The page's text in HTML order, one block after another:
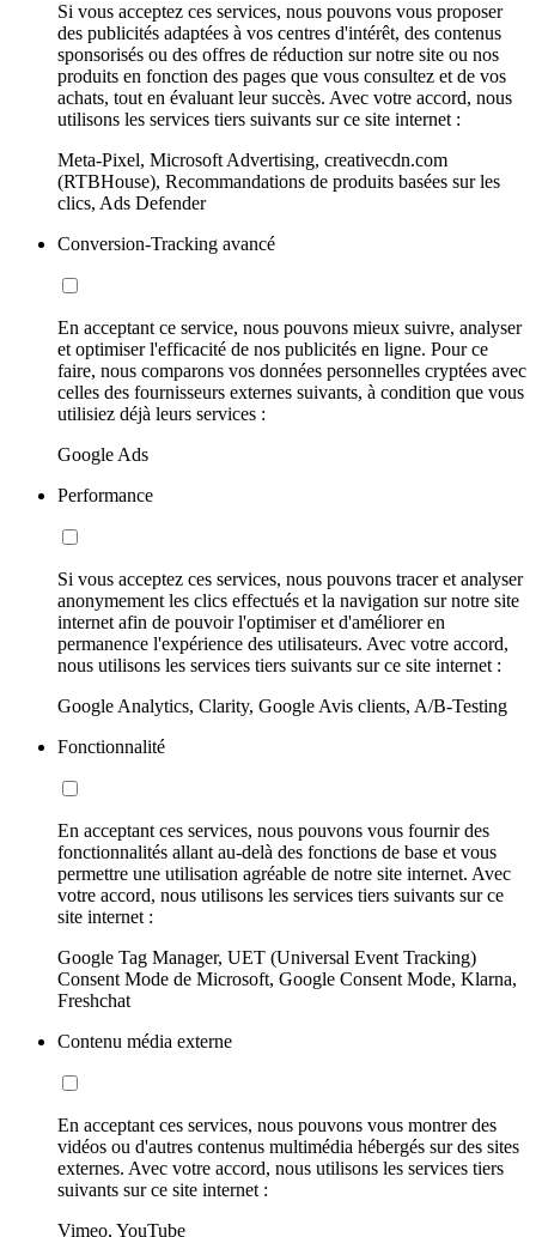
Si vous acceptez ces services, nous pouvons vous proposer
des publicités adaptées à vos centres d'intérêt, des contenus
sponsorisés ou des offres de réduction sur notre site ou nos
produits en fonction des pages que vous consultez et de vos
achats, tout en évaluant leur succès. Avec votre accord, nous
utilisons les services tiers suivants sur ce site internet :
Meta-Pixel, Microsoft Advertising, creativecdn.com
(RTBHouse), Recommandations de produits basées sur les
clics, Ads Defender
Conversion-Tracking avancé
En acceptant ce service, nous pouvons mieux suivre, analyser
et optimiser l'efficacité de nos publicités en ligne. Pour ce
faire, nous comparons vos données personnelles cryptées avec
celles des fournisseurs externes suivants, à condition que vous
utilisiez déjà leurs services :
Google Ads
Performance
Si vous acceptez ces services, nous pouvons tracer et analyser
anonymement les clics effectués et la navigation sur notre site
internet afin de pouvoir l'optimiser et d'améliorer en
permanence l'expérience des utilisateurs. Avec votre accord,
nous utilisons les services tiers suivants sur ce site internet :
Google Analytics, Clarity, Google Avis clients, A/B-Testing
Fonctionnalité
En acceptant ces services, nous pouvons vous fournir des
fonctionnalités allant au-delà des fonctions de base et vous
permettre une utilisation agréable de notre site internet. Avec
votre accord, nous utilisons les services tiers suivants sur ce
site internet :
Google Tag Manager, UET (Universal Event Tracking)
Consent Mode de Microsoft, Google Consent Mode, Klarna,
Freshchat
Contenu média externe
En acceptant ces services, nous pouvons vous montrer des
vidéos ou d'autres contenus multimédia hébergés sur des sites
externes. Avec votre accord, nous utilisons les services tiers
suivants sur ce site internet :
Vimeo, YouTube